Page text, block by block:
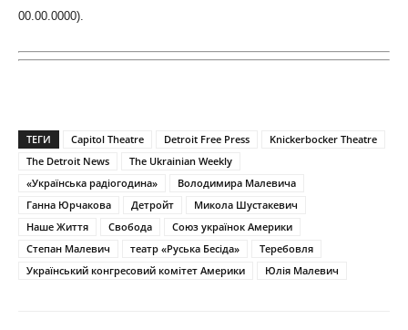
00.00.0000).
ТЕГИ Capitol Theatre Detroit Free Press
Knickerbocker Theatre
The Detroit News
The Ukrainian Weekly
«Українська радіогодина»
Володимира Малевича
Ганна Юрчакова
Детройт
Микола Шустакевич
Наше Життя
Свобода
Союз українок Америки
Степан Малевич
театр «Руська Бесіда»
Теребовля
Український конгресовий комітет Америки
Юлія Малевич